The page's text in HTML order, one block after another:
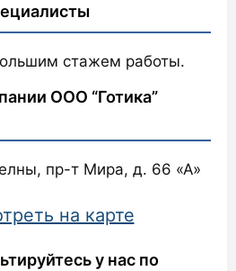
стажем работы.
ООО “Готика”
пр-т Мира, д. 66 «А»
на карте
у нас по